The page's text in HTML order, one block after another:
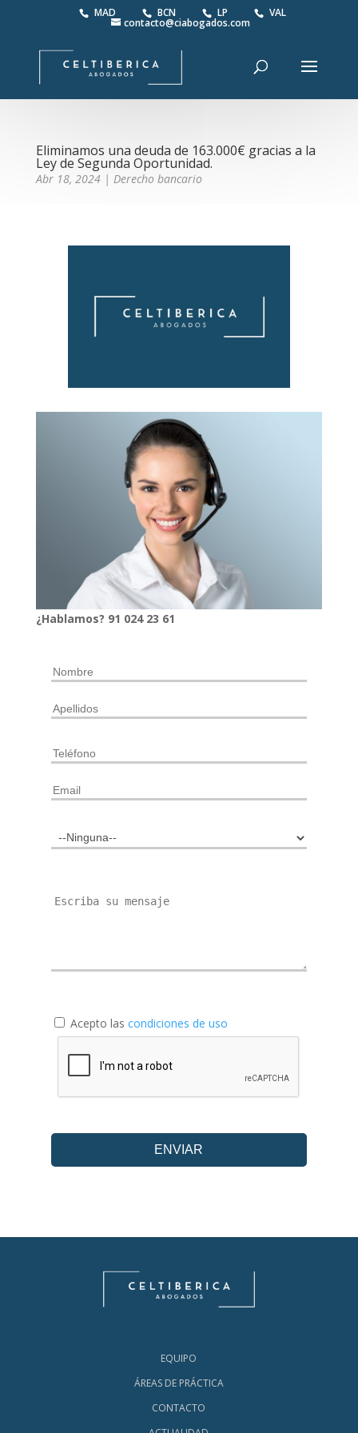
MAD BCN LP VAL
contacto@ciabogados.com
Eliminamos una deuda de 163.000€ gracias a la
Ley de Segunda Oportunidad.
Abr 18, 2024| Derecho bancario
¿Hablamos? 91 024 23 61
Acepto las condiciones de uso
EQUIPO
ÁREAS DE PRÁCTICA
CONTACTO